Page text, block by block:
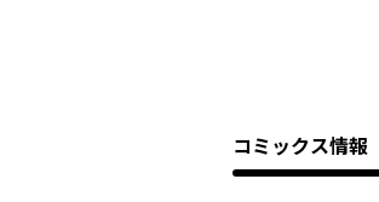
コミックス情報